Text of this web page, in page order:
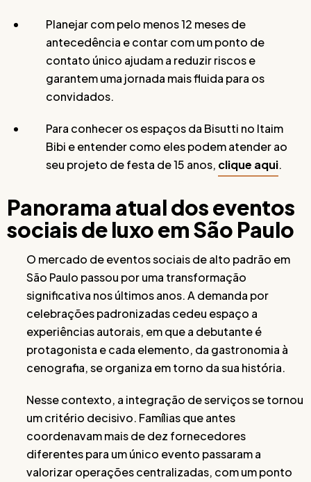
Planejar com pelo menos 12 meses de
antecedência e contar com um ponto de
contato único ajudam a reduzir riscos e
garantem uma jornada mais fluida para os
convidados.
Para conhecer os espaços da Bisutti no Itaim
Bibi e entender como eles podem atender ao
seu projeto de festa de 15 anos, clique aqui.
Panorama atual dos eventos
sociais de luxo em São Paulo
O mercado de eventos sociais de alto padrão em
São Paulo passou por uma transformação
significativa nos últimos anos. A demanda por
celebrações padronizadas cedeu espaço a
experiências autorais, em que a debutante é
protagonista e cada elemento, da gastronomia à
cenografia, se organiza em torno da sua história.
Nesse contexto, a integração de serviços se tornou
um critério decisivo. Famílias que antes
coordenavam mais de dez fornecedores
diferentes para um único evento passaram a
valorizar operações centralizadas, com um ponto